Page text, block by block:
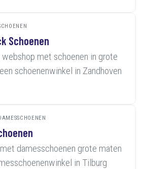
Schoenen
met schoenen in grote
schoenenwinkel in Zandhoven
damesschoenen grote maten
in Tilburg